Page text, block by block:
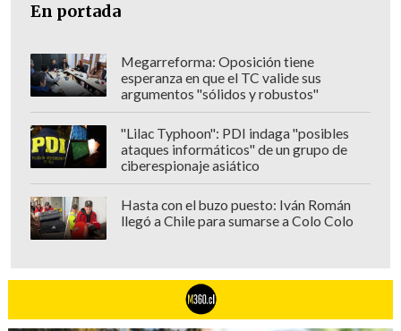
En portada
Megarreforma: Oposición tiene
esperanza en que el TC valide sus
argumentos "sólidos y robustos"
"Lilac Typhoon": PDI indaga "posibles
ataques informáticos" de un grupo de
ciberespionaje asiático
Hasta con el buzo puesto: Iván Román
llegó a Chile para sumarse a Colo Colo